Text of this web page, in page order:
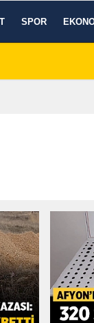
SPOR
8 Ağustos 2026